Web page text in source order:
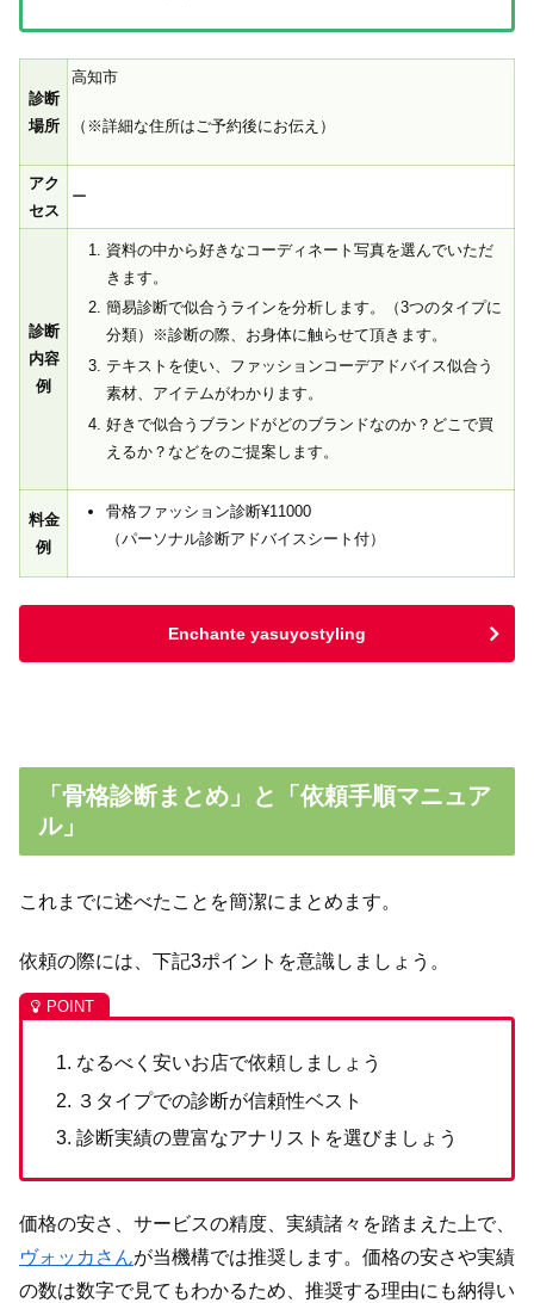
診断
場所
高知市
（※詳細な住所はご予約後にお伝え）
アク
セス
ー
診断
内容
例
資料の中から好きなコーディネート写真を選んでいただ
きます。
簡易診断で似合うラインを分析します。（3つのタイプに
分類）※診断の際、お身体に触らせて頂きます。
テキストを使い、ファッションコーデアドバイス似合う
素材、アイテムがわかります。
好きで似合うブランドがどのブランドなのか？どこで買
えるか？などをのご提案します。
料金
例
骨格ファッション診断¥11000
（パーソナル診断アドバイスシート付）
Enchante yasuyostyling
「骨格診断まとめ」と「依頼手順マニュア
ル」
これまでに述べたことを簡潔にまとめます。
依頼の際には、下記3ポイントを意識しましょう。
なるべく安いお店で依頼しましょう
３タイプでの診断が信頼性ベスト
診断実績の豊富なアナリストを選びましょう
価格の安さ、サービスの精度、実績諸々を踏まえた上で、
ヴォッカさんが当機構では推奨します。価格の安さや実績
の数は数字で見てもわかるため、推奨する理由にも納得い